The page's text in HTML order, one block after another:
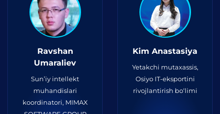
Ravshan
Umaraliev
Sun’iy intellekt
muhandislari
koordinatori, MIMAX
Kim Anastasiya
Yetakchi mutaxassis,
Osiyo IT-eksportini
rivojlantirish bo‘limi